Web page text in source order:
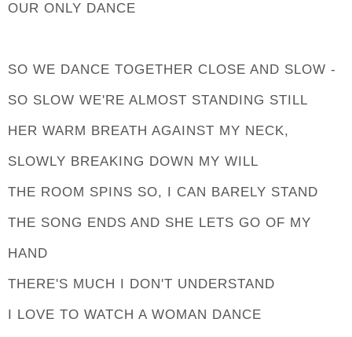
OUR ONLY DANCE
SO WE DANCE TOGETHER CLOSE AND SLOW -
SO SLOW WE'RE ALMOST STANDING STILL
HER WARM BREATH AGAINST MY NECK,
SLOWLY BREAKING DOWN MY WILL
THE ROOM SPINS SO, I CAN BARELY STAND
THE SONG ENDS AND SHE LETS GO OF MY
HAND
THERE'S MUCH I DON'T UNDERSTAND
I LOVE TO WATCH A WOMAN DANCE